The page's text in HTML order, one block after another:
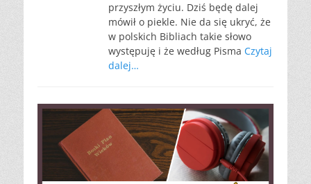
przyszłym życiu. Dziś będę dalej
mówił o piekle. Nie da się ukryć, że
w polskich Bibliach takie słowo
występuję i że według Pisma Czytaj
dalej…